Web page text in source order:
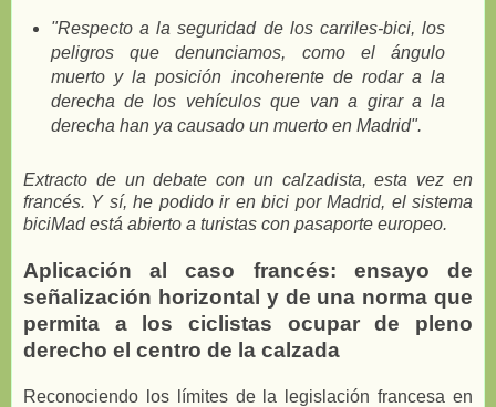
"Respecto a la seguridad de los carriles-bici, los
peligros que denunciamos, como el ángulo
muerto y la posición incoherente de rodar a la
derecha de los vehículos que van a girar a la
derecha han ya causado un muerto en Madrid".
Extracto de un debate con un calzadista, esta vez en
francés. Y sí, he podido ir en bici por Madrid, el sistema
biciMad está abierto a turistas con pasaporte europeo.
Aplicación al caso francés: ensayo de
señalización horizontal y de una norma que
permita a los ciclistas ocupar de pleno
derecho el centro de la calzada
Reconociendo los límites de la legislación francesa en